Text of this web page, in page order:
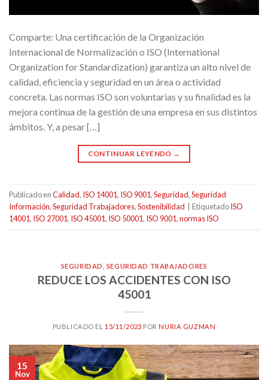
Comparte: Una certificación de la Organización
Internacional de Normalización o ISO (International
Organization for Standardization) garantiza un alto nivel de
calidad, eficiencia y seguridad en un área o actividad
concreta. Las normas ISO son voluntarias y su finalidad es la
mejora continua de la gestión de una empresa en sus distintos
ámbitos. Y, a pesar […]
CONTINUAR LEYENDO →
Publicado enCalidad, ISO 14001, ISO 9001,Seguridad,Seguridad
Información,Seguridad Trabajadores,Sostenibilidad EtiquetadoISO
14001, ISO 27001, ISO 45001, ISO 50001, ISO 9001,normas ISO
SEGURIDAD SEGURIDAD TRABAJADORES
REDUCE LOS ACCIDENTES CON ISO
45001
PUBLICADO EL 15/11/2023 PORNURIA GUZMAN
15
Nov